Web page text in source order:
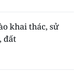
khai thác, sử
đất